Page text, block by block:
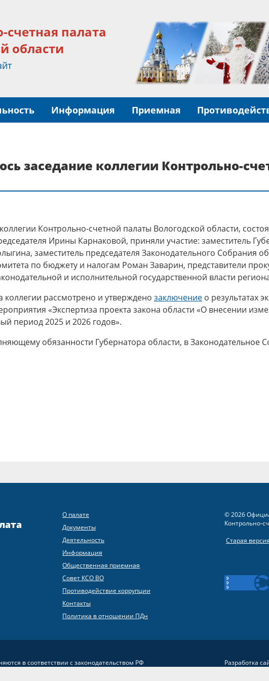
счетная палата
области
Информация Приемная
заседание коллегии Контрольно-
Контрольно-счетной палаты Вологодской области,
Ирины Карнаковой, приняли участие: заместитель
заместитель председателя Законодательного Собрания
по бюджету и налогам Роман Заварин, представители
и исполнительной государственной власти
коллегии рассмотрено и утверждено заключение о результатах
«Экспертиза проекта закона области «О внесении
период 2025 и 2026 годов».
обязанности Губернатора области, в Законодательное
О палате
Документы
Деятельность
Информация
Общественная приемная
Совет КСО ВО
Противодействие коррупции
Контакты
Политика в отношении ПДн
© 2026
Контрольно-
Старая
в соответствии с законодательством РФ Разработка